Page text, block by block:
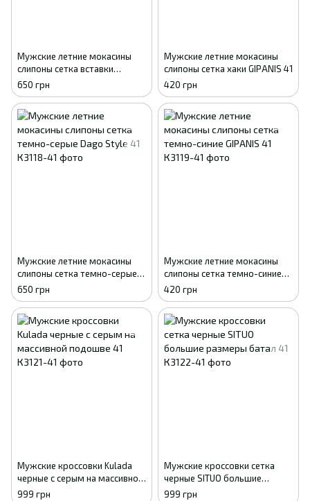
Мужские летние мокасины
слипоны сетка вставки
экокожа черные Dago Style
41
650 грн
Мужские летние мокасины
слипоны сетка хаки GIPANIS 41
420 грн
Мужские летние мокасины
слипоны сетка темно-серые
Dago Style 41
650 грн
Мужские летние мокасины
слипоны сетка темно-синие
GIPANIS 41
420 грн
Мужские кроссовки Kulada
черные с серым на массивной
999 грн
Мужские кроссовки сетка
черные SITUO большие
размеры батал 41
999 грн